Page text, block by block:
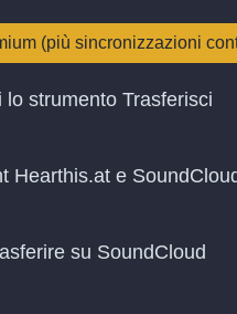
(più sincronizzazioni
strumento Trasferisci
Hearthis.at e
su SoundCloud